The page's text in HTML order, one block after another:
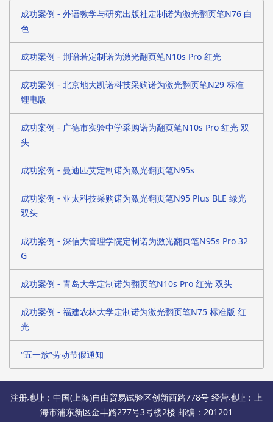
成功案例 - 外语教学与研究出版社定制诺为激光翻页笔N76 白
色
成功案例 - 荆谱若定制诺为激光翻页笔N10s Pro 红光
成功案例 - 北京地大凯诺科技采购诺为激光翻页笔N29 标准
锂电版
成功案例 - 广德市实验中学采购诺为翻页笔N10s Pro 红光 双
头
成功案例 - 曼迪匹艾定制诺为激光翻页笔N95s
成功案例 - 亚太科技采购诺为激光翻页笔N95 Plus BLE 绿光
双头
成功案例 - 深信大管理学院定制诺为激光翻页笔N95s Pro 32
G
成功案例 - 青岛大学定制诺为翻页笔N10s Pro 红光 双头
成功案例 - 福建农林大学定制诺为激光翻页笔N75 标准版 红
光
“五一放”劳动节假通知
注册地址：中国(上海)自由贸易试验区创新西路778号 经营地址：上
海市浦东新区金丰路277号3号楼2楼 邮编：201201